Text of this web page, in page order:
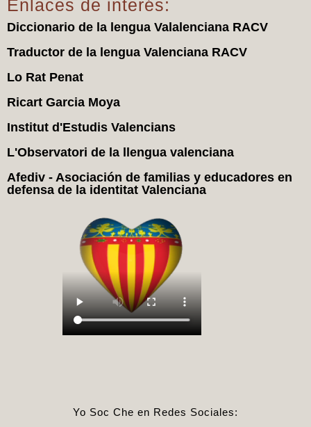
Enlaces de interés:
Diccionario de la lengua Valalenciana RACV
Traductor de la lengua Valenciana RACV
Lo Rat Penat
Ricart Garcia Moya
Institut d'Estudis Valencians
L'Observatori de la llengua valenciana
Afediv - Asociación de familias y educadores en
defensa de la identitat Valenciana
Yo Soc Che en Redes Sociales: